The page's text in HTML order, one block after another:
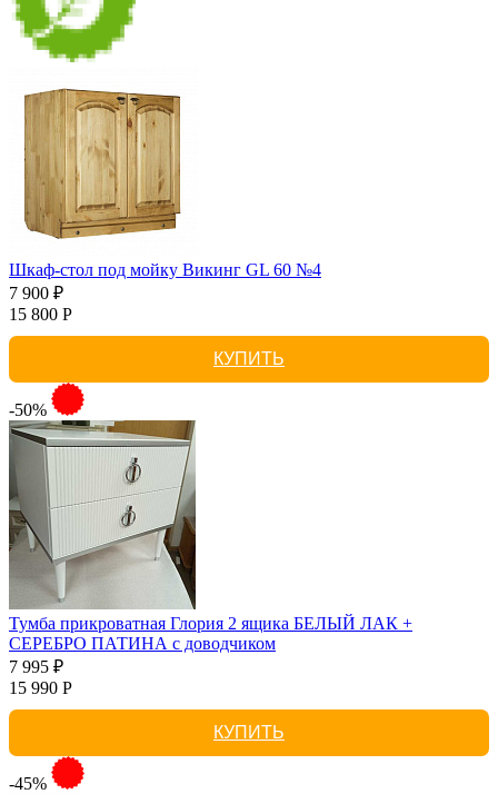
Шкаф-стол под мойку Викинг GL 60 №4
7 900 ₽
15 800 Р
КУПИТЬ
-50%
Тумба прикроватная Глория 2 ящика БЕЛЫЙ ЛАК +
СЕРЕБРО ПАТИНА с доводчиком
7 995 ₽
15 990 Р
КУПИТЬ
-45%